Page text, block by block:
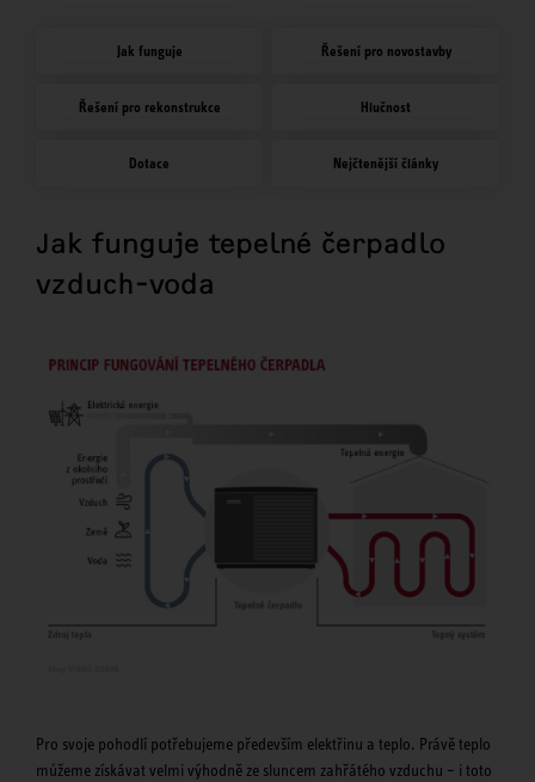
Jak funguje Řešení pro novostavby
Řešení pro rekonstrukce Hlučnost
Dotace Nejčtenější články
Jak funguje tepelné čerpadlo
vzduch-voda
Pro svoje pohodlí potřebujeme především elektřinu a teplo. Právě teplo
můžeme získávat velmi výhodně ze sluncem zahřátého vzduchu – i toto